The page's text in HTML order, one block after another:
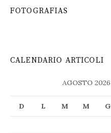
FOTOGRAFIAS
CALENDARIO ARTICOLI
AGOSTO 2026
D L M M G